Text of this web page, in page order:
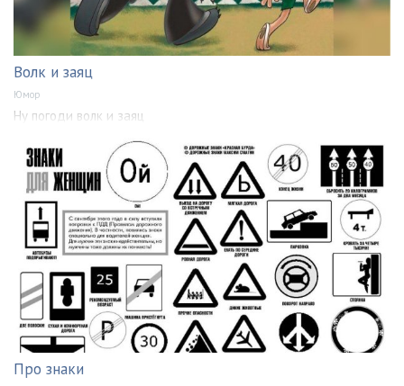
Волк и заяц
Юмор
Ну погоди волк и заяц
Про знаки